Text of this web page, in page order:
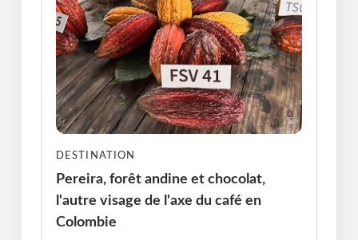
DESTINATION
Pereira, forêt andine et chocolat,
l'autre visage de l'axe du café en
Colombie